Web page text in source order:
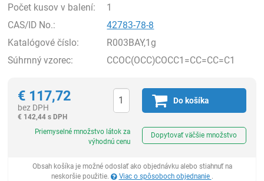
Počet kusov v balení:
1
CAS/ID No.:
42783-78-8
Katalógové číslo:
R003BAY,1g
Súhrnný vzorec:
CCOC(OCC)COCC1=CC=CC=C1
€ 117,72
bez DPH
€ 142,44 s DPH
Do košíka
Priemyselné množstvo látok za
výhodnú cenu
Dopytovať väčšie množstvo
Obsah košíka je možné odoslať ako objednávku alebo stiahnuť na
neskoršie použitie.
Viac o spôsoboch objednanie .